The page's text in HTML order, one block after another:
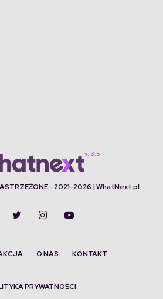
- 2021-2026 | WhatNext.pl
O NAS KONTAKT
PRYWATNOŚCI